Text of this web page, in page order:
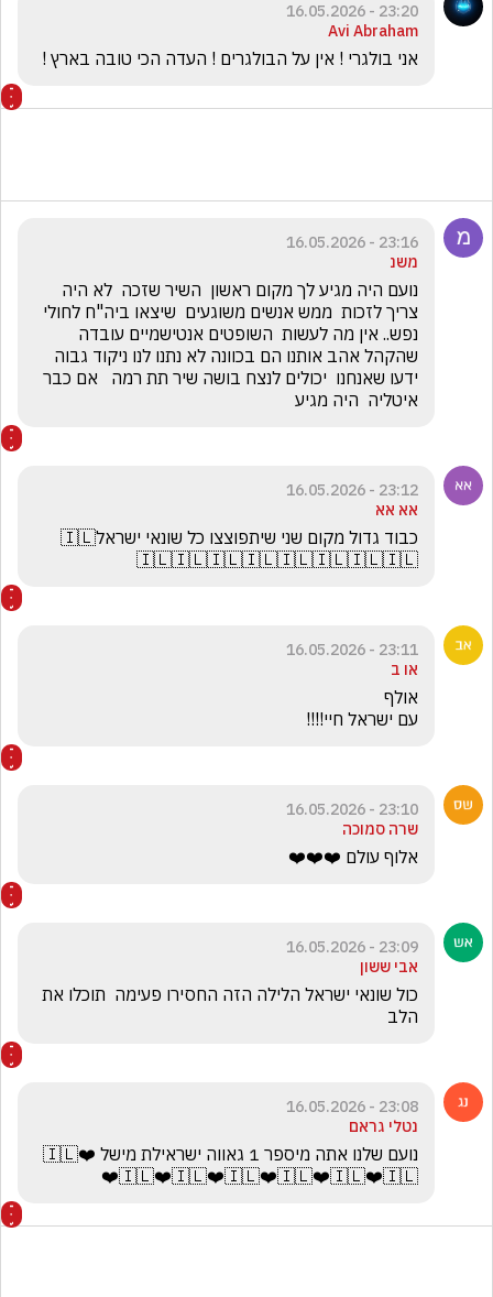
23:20 - 16.05.2026
Avi Abraham
אני בולגרי ! אין על הבולגרים ! העדה הכי טובה בארץ !
23:16 - 16.05.2026
משנ
איטליה  היה מגיע
23:12 - 16.05.2026
אא אא
כבוד גדול מקום שני שיתפוצצו כל שונאי ישראל🇮🇱
🇮🇱🇮🇱🇮🇱🇮🇱🇮🇱🇮🇱🇮🇱🇮🇱
23:11 - 16.05.2026
או ב
עם ישראל חיי!!!!
23:10 - 16.05.2026
שרה סמוכה
אלוף עולם ❤️❤️❤️
23:09 - 16.05.2026
אבי ששון
הלב
23:08 - 16.05.2026
נטלי גראם
נועם שלנו אתה מיספר 1 גאווה ישראילת מישל 🇮🇱❤️
🇮🇱❤️🇮🇱❤️🇮🇱❤️🇮🇱❤️🇮🇱❤️🇮🇱❤️